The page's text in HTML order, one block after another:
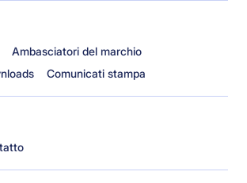
Ambasciatori del marchio
Comunicati stampa